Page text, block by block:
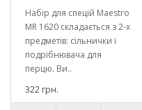
Набір для спецій Maestro
MR 1620 складається з 2-х
предметів: сільнички і
подрібнювача для
перцю. Ви..
322 грн.